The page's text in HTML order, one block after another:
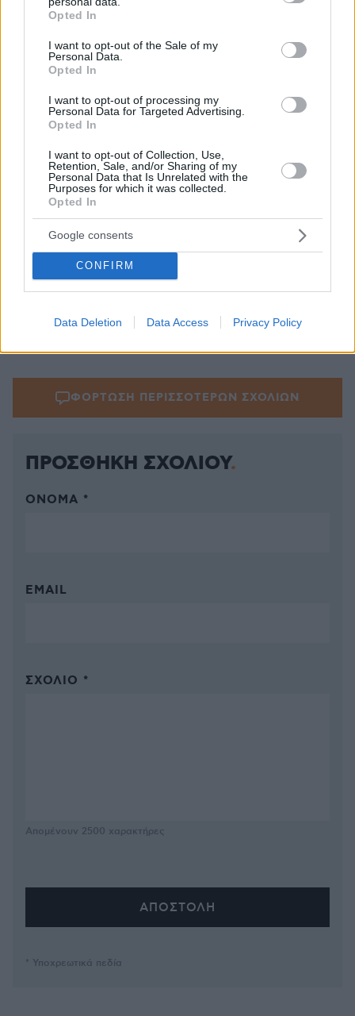
grant or deny consent to Google and its third-party tags to
use your data for below specified purposes in below Google
consent section.
Opted In
I want to opt-out of the Sale of my
Personal Data.
Opted In
I want to opt-out of processing my
Personal Data for Targeted Advertising.
Opted In
I want to opt-out of Collection, Use,
Retention, Sale, and/or Sharing of my
Personal Data that Is Unrelated with the
Purposes for which it was collected.
Opted In
Google consents
CONFIRM
Data Deletion Data Access Privacy Policy
ΑΠΑΝΤΗΣΗ
& χρόνια στην Εξουσία
18.06.2026, 15:54
ΑΠΑΝΤΗΣΗ
Δεν το ξέραμε
18.06.2026, 15:30
Όχι μετά από 7 χρόνια. Συνέχεια εδώ και χρόνια σε
πολλές υπηρεσίες και λόγω της ψηφιοποίησης.
κανένας καταγγελίες; Ή απλά έπεφταν στο κενό;
ΦΟΡΤΩΣΗ ΠΕΡΙΣΣΟΤΕΡΩΝ ΣΧΟΛΙΩΝ
ΠΡΟΣΘΗΚΗ ΣΧΟΛΙΟΥ
ΌΝΟΜΑ *
EMAIL
ΣΧΌΛΙΟ *
Απομένουν 2500 χαρακτήρες
* Υποχρεωτικά πεδία